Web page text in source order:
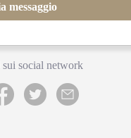
messaggio
social network